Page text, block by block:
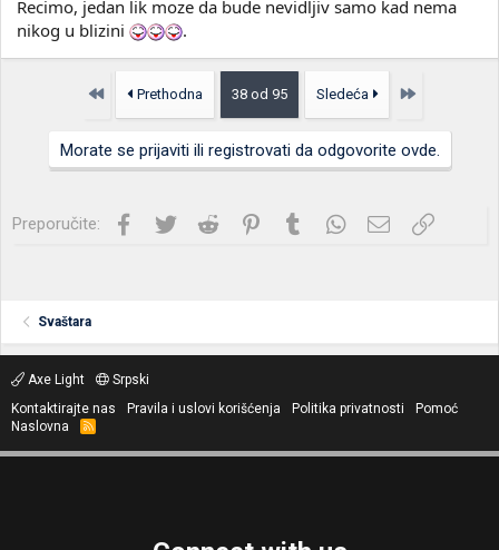
Recimo, jedan lik moze da bude nevidljiv samo kad nema
nikog u blizini
.
Prvo Prethodna 38 od 95 Sledeća Poslednja
Morate se prijaviti ili registrovati da odgovorite ovde.
Preporučite: Facebook
Twitter Reddit PinterestTumblrWhatsApp
Imejl Link
Svaštara
Axe Light
Srpski
Kontaktirajte nas
Pravila i uslovi korišćenja Politika privatnosti
Pomoć
Naslovna
R
S